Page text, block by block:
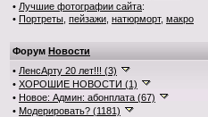
• Лучшие фотографии сайта:
• Портреты пейзажи натюрморт, макро
Форум Новости
• ЛенсАрту 20 лет!!! (3)
• ХОРОШИЕ НОВОСТИ (1)
• Новое: Админ: абонплата (67)
• Модерировать? (1181)